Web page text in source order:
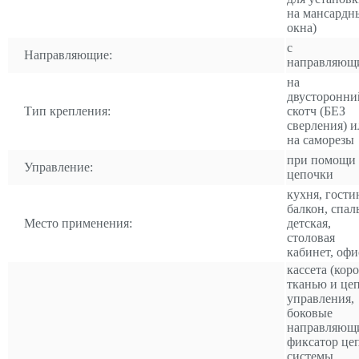
на
окна)
Направляющие:
с
Тип крепления:
на
скотч (БЕЗ
сверления)
на саморезы
Управление:
при помощи
цепочки
Место применения:
кухня,
балкон,
детская,
столовая
кабинет,
кассета
тканью и
управления,
боковые
фиксатор
системы